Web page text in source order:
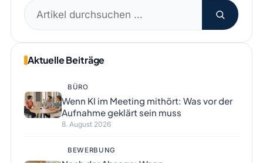
Suchen
nach:
Aktuelle Beiträge
BÜRO
Wenn KI im Meeting mithört: Was vor der
Aufnahme geklärt sein muss
8. August 2026
BEWERBUNG